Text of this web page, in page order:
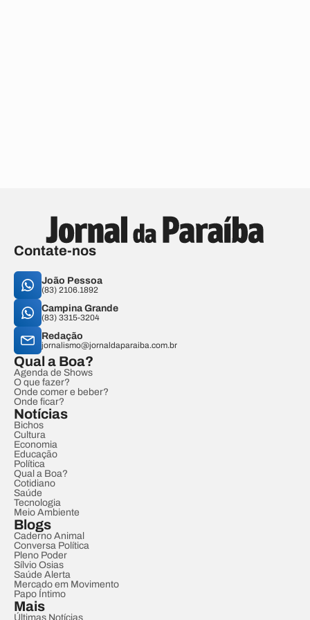
Contate-nos
João Pessoa
(83) 2106.1892
Campina Grande
(83) 3315-3204
Redação
jornalismo@jornaldaparaiba.com.br
Qual a Boa?
Agenda de Shows
O que fazer?
Onde comer e beber?
Onde ficar?
Notícias
Bichos
Cultura
Economia
Educação
Política
Qual a Boa?
Cotidiano
Saúde
Tecnologia
Meio Ambiente
Blogs
Caderno Animal
Conversa Política
Pleno Poder
Sílvio Osias
Saúde Alerta
Mercado em Movimento
Papo Íntimo
Mais
Últimas Notícias